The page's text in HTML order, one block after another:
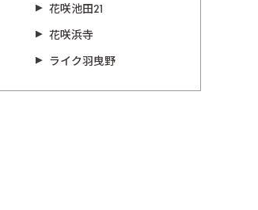
花咲池田21
花咲浜寺
ライク羽曳野